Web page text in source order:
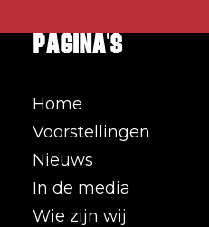
Pagina's
Home
Voorstellingen
Nieuws
In de media
Wie zijn wij